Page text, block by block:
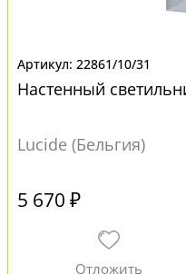
22861/10/31
Настенный
Lucide (Бельгия)
5 670 ₽